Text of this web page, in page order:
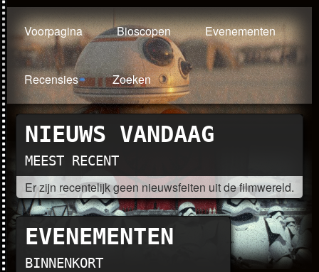
Voorpagina Bioscopen Evenementen
Recensies Zoeken
NIEUWS VANDAAG
MEEST RECENT
Er zijn recentelijk geen nieuwsfeiten uit de filmwereld.
EVENEMENTEN
BINNENKORT